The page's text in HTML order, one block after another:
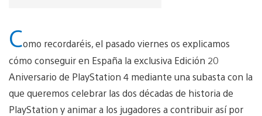
Como recordaréis, el pasado viernes os explicamos
cómo conseguir en España la exclusiva Edición 20
Aniversario de PlayStation 4 mediante una subasta con la
que queremos celebrar las dos décadas de historia de
PlayStation y animar a los jugadores a contribuir así por